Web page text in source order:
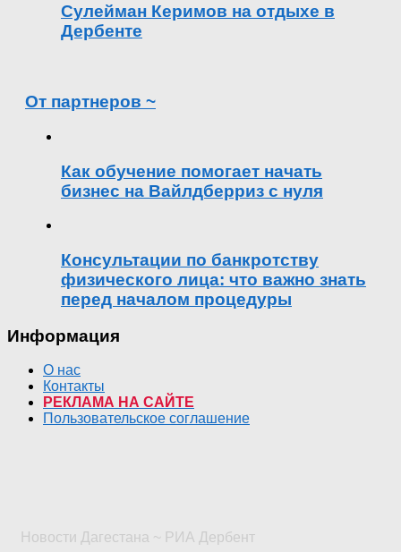
Сулейман Керимов на отдыхе в
Дербенте
От партнеров ~
Как обучение помогает начать
бизнес на Вайлдберриз с нуля
Консультации по банкротству
физического лица: что важно знать
перед началом процедуры
Информация
О нас
Контакты
РЕКЛАМА НА САЙТЕ
Пользовательское соглашение
Новости Дагестана ~ РИА Дербент